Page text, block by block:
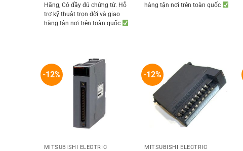
Hãng, Có đầy đủ chứng từ. Hỗ
trợ kỹ thuật trọn đời và giao
hàng tận nơi trên toàn quốc
hàng tận nơi trên toàn quốc
-12%
MITSUBISHI ELECTRIC
-12%
MITSUBISHI ELECTRIC